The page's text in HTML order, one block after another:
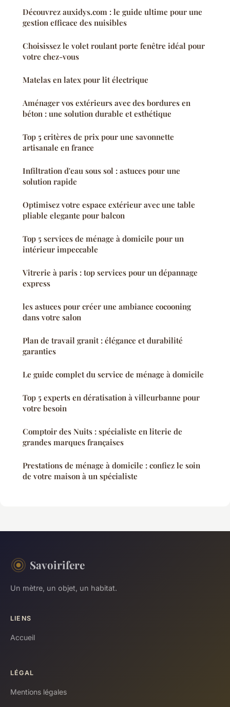
Découvrez auxidys.com : le guide ultime pour une
gestion efficace des nuisibles
Choisissez le volet roulant porte fenêtre idéal pour
votre chez-vous
Matelas en latex pour lit électrique
Aménager vos extérieurs avec des bordures en
béton : une solution durable et esthétique
Top 5 critères de prix pour une savonnette
artisanale en france
Infiltration d'eau sous sol : astuces pour une
solution rapide
Optimisez votre espace extérieur avec une table
pliable elegante pour balcon
Top 5 services de ménage à domicile pour un
intérieur impeccable
Vitrerie à paris : top services pour un dépannage
express
les astuces pour créer une ambiance cocooning
dans votre salon
Plan de travail granit : élégance et durabilité
garanties
Le guide complet du service de ménage à domicile
Top 5 experts en dératisation à villeurbanne pour
votre besoin
Comptoir des Nuits : spécialiste en literie de
grandes marques françaises
Prestations de ménage à domicile : confiez le soin
de votre maison à un spécialiste
Savoirifere
Un mètre, un objet, un habitat.
LIENS
Accueil
LÉGAL
Mentions légales